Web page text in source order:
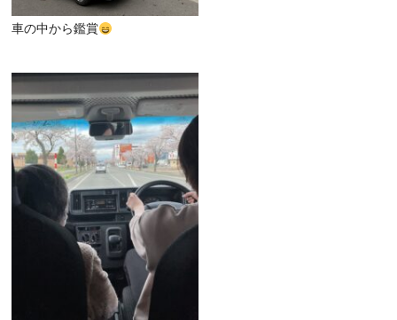
車の中から鑑賞